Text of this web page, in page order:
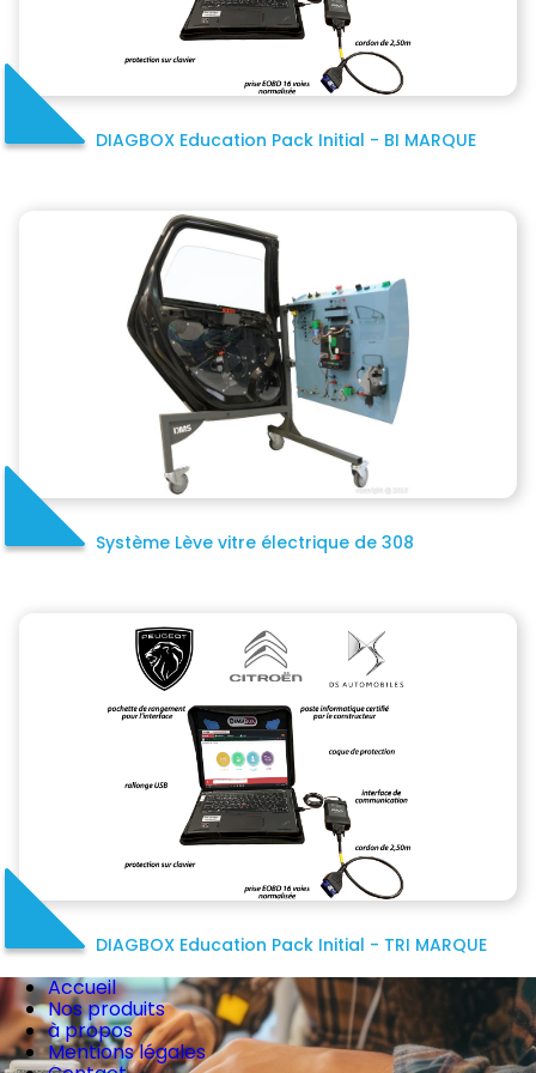
DIAGBOX Education Pack Initial - BI MARQUE
Système Lève vitre électrique de 308
DIAGBOX Education Pack Initial - TRI MARQUE
Accueil
Nos produits
à propos
Mentions légales